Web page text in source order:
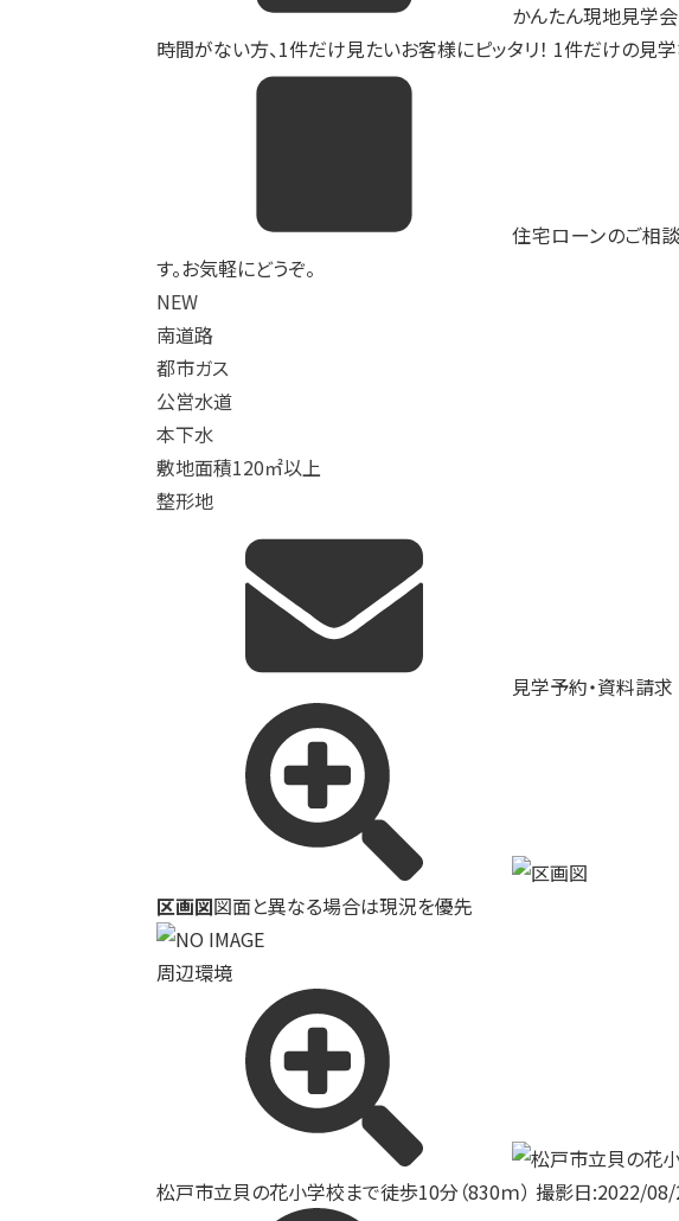
かんたん現地見学会
時間がない方、1件だけ見たいお客様にピッタリ！ 1件だけの見
住宅ローンのご相
す。お気軽にどうぞ。
NEW
南道路
都市ガス
公営水道
本下水
敷地面積120㎡以上
整形地
見学予約・資料請求
区画図図面と異なる場合は現況を優先
周辺環境
松戸市立貝の花小学校まで徒歩10分（830ｍ） 撮影日